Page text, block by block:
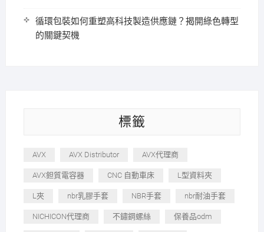
循環包裝如何重塑高科技製造供應鏈？揭開綠色轉型
的關鍵契機
標籤
AVX AVX Distributor AVX代理商
AVX鉭質電容器 CNC 自動車床 L型資料夾
L夾 nbr乳膠手套 NBR手套 nbr耐油手套
NICHICON代理商 不鏽鋼螺絲 保養品odm